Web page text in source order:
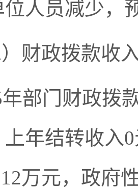
位人员减少，
）财政拨款收
年部门财政拨
上年结转收入
万元，政府